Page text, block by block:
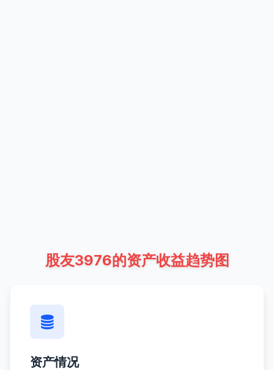
股友3976的资产收益趋势图
资产情况